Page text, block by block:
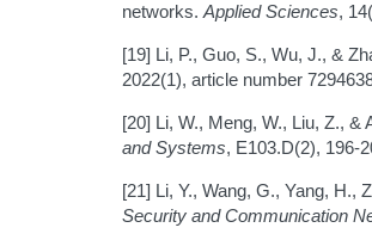
networks. Applied Sciences,
[19] Li, P., Guo, S., Wu, J., &
2022(1), article number
[20] Li, W., Meng, W., Liu, Z.,
and Systems, E103.D(2), 196-
[21] Li, Y., Wang, G., Yang, H.,
Security and Communication